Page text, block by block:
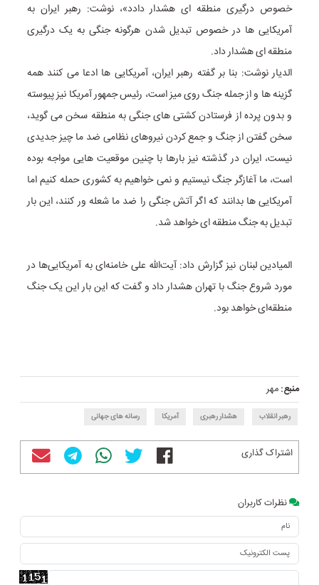
خصوص درگیری منطقه ای هشدار دادد»، نوشت: رهبر ایران به
آمریکایی ها در خصوص تبدیل شدن هرگونه جنگی به یک درگیری
منطقه ای هشدار داد.
الدیار نوشت: بنا بر گفته رهبر ایران، آمریکایی ها ادعا می کنند همه
گزینه ها و از جمله جنگ روی میز است، رئیس جمهور آمریکا نیز پیوسته
و بدون پرده از فرستادن کشتی های جنگی به منطقه سخن می گوید،
سخن گفتن از جنگ و جمع کردن نیروهای نظامی ضد ما چیز جدیدی
نیست، ایران در گذشته نیز بارها با چنین موقعیت هایی مواجه بوده
است، ما آغازگر جنگ نیستیم و نمی خواهیم به کشوری حمله کنیم اما
آمریکایی ها بدانند که اگر آتش جنگی را ضد ما شعله ور کنند، این بار
تبدیل به جنگ منطقه ای خواهد شد.
المیادین لبنان نیز گزارش داد: آیت‌الله علی خامنه‌ای به آمریکایی‌ها در
مورد شروع جنگ با تهران هشدار داد و گفت که این بار این یک جنگ
منطقه‌ای خواهد بود.
منبع:مهر
رهبر انقلاب هشدار رهبری آمریکا رسانه های جهانی
اشتراک گذاری
نظرات کاربران